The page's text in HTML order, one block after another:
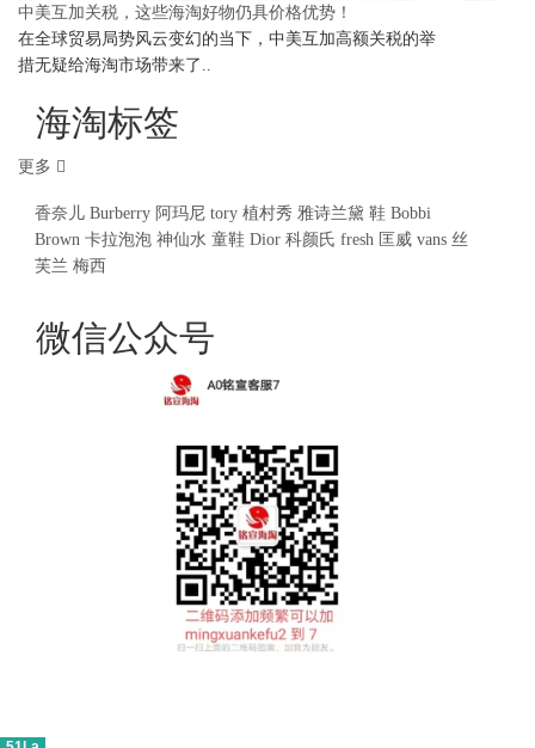
中美互加关税，这些海淘好物仍具价格优势！
在全球贸易局势风云变幻的当下，中美互加高额关税的举
措无疑给海淘市场带来了..
海淘标签
更多
香奈儿 Burberry 阿玛尼 tory 植村秀 雅诗兰黛 鞋 Bobbi
Brown 卡拉泡泡 神仙水 童鞋 Dior 科颜氏 fresh 匡威 vans 丝
芙兰 梅西
微信公众号